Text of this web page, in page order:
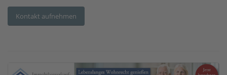
Kontakt aufnehmen